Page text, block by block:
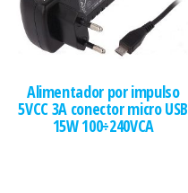
Alimentador por impulso
5VCC 3A conector micro USB
15W 100÷240VCA